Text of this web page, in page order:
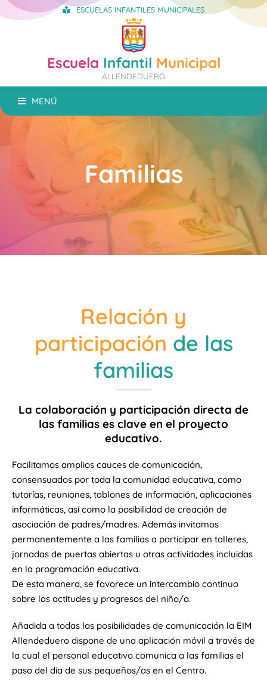
ESCUELAS INFANTILES MUNICIPALES
Escuela Infantil Municipal
ALLENDEDUERO
MENÚ
Familias
Relación y
participación de las
familias
La colaboración y participación directa de
las familias es clave en el proyecto
educativo.
Facilitamos amplios cauces de comunicación,
consensuados por toda la comunidad educativa, como
tutorías, reuniones, tablones de información, aplicaciones
informáticas, así como la posibilidad de creación de
asociación de padres/madres. Además invitamos
permanentemente a las familias a participar en talleres,
jornadas de puertas abiertas u otras actividades incluidas
en la programación educativa.
De esta manera, se favorece un intercambio continuo
sobre las actitudes y progresos del niño/a.
Añadida a todas las posibilidades de comunicación la EIM
Allendeduero dispone de una aplicación móvil a través de
la cual el personal educativo comunica a las familias el
paso del día de sus pequeños/as en el Centro.